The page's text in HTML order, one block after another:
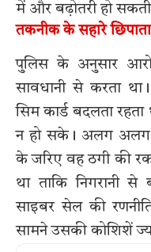
में और बढ़ोतरी हो
तकनीक के सहारे
पुलिस के अनुसार
सावधानी से करता
सिम कार्ड बदलता
न हो सके। अलग अलग
के जरिए वह ठगी की
था ताकि निगरानी
साइबर सेल की
सामने उसकी कोशिशें